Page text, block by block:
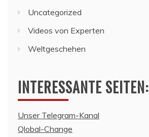
Uncategorized
Videos von Experten
Weltgeschehen
INTERESSANTE SEITEN:
Unser Telegram-Kanal
Qlobal-Change